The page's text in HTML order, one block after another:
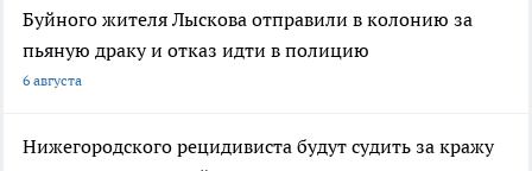
Буйного жителя Лыскова отправили в колонию за
пьяную драку и отказ идти в полицию
6 августа
Нижегородского рецидивиста будут судить за кражу